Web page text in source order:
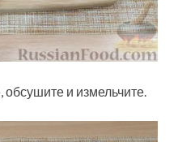
и измельчите.